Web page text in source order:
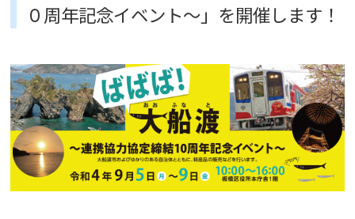
０周年記念イベント～」を開催します！